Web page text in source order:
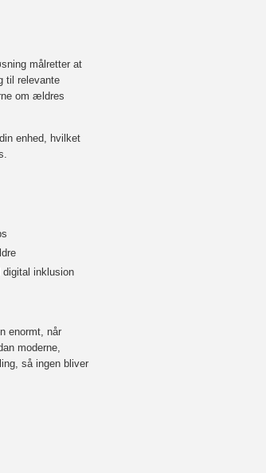
målretter at
til relevante
om ældres
enhed, hvilket
inklusion
enormt, når
moderne,
så ingen bliver